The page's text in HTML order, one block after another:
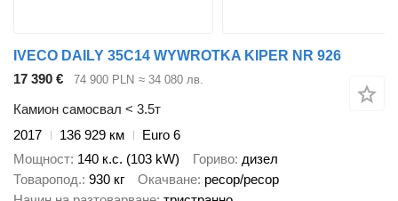
IVECO DAILY 35C14 WYWROTKA KIPER NR 926
17 390 €
74 900 PLN ≈ 34 080 лв.
Камион самосвал < 3.5т
2017
136 929 км
Euro 6
Мощност 140 к.с. (103 kW) Гориво дизел
Товаропод. 930 кг Окачване ресор/ресор